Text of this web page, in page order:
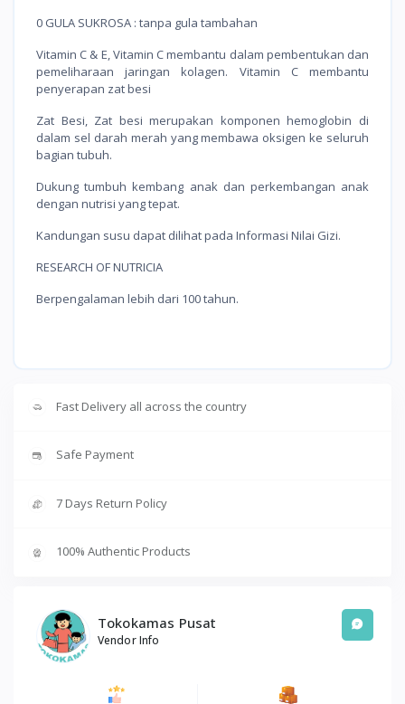
0 GULA SUKROSA : tanpa gula tambahan
Vitamin C & E, Vitamin C membantu dalam pembentukan dan
pemeliharaan jaringan kolagen. Vitamin C membantu
penyerapan zat besi
Zat Besi, Zat besi merupakan komponen hemoglobin di
dalam sel darah merah yang membawa oksigen ke seluruh
bagian tubuh.
Dukung tumbuh kembang anak dan perkembangan anak
dengan nutrisi yang tepat.
Kandungan susu dapat dilihat pada Informasi Nilai Gizi.
RESEARCH OF NUTRICIA
Berpengalaman lebih dari 100 tahun.
Fast Delivery all across the country
Safe Payment
7 Days Return Policy
100% Authentic Products
Tokokamas Pusat
Vendor Info